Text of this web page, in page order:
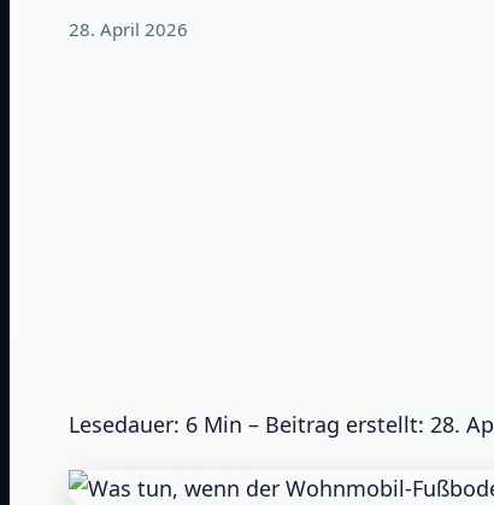
28. April 2026
Lesedauer: 6 Min – Beitrag erstellt: 28.